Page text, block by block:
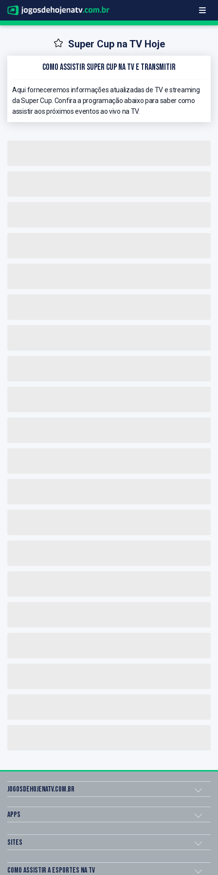
Super Cup na TV Hoje
Como Assistir Super Cup na TV e Transmitir
Aqui forneceremos informações atualizadas de TV e streaming
da Super Cup. Confira a programação abaixo para saber como
assistir aos próximos eventos ao vivo na TV.
Jogosdehojenatv.com.br
Apps
Sites
Como assistir a esportes na TV